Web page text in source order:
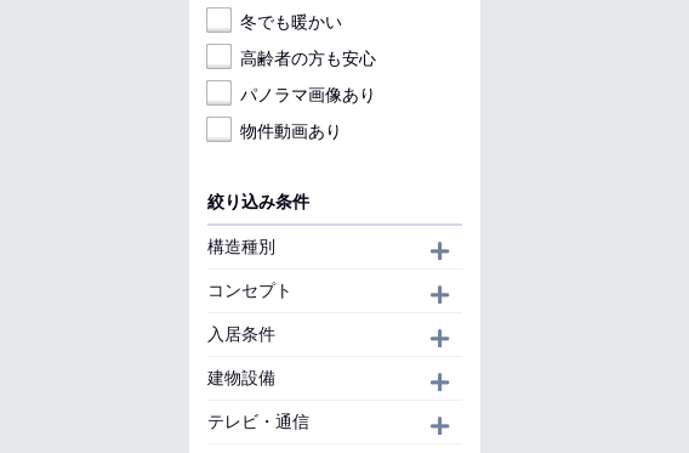
冬でも暖かい
高齢者の方も安心
パノラマ画像あり
物件動画あり
絞り込み条件
構造種別
コンセプト
入居条件
建物設備
テレビ・通信